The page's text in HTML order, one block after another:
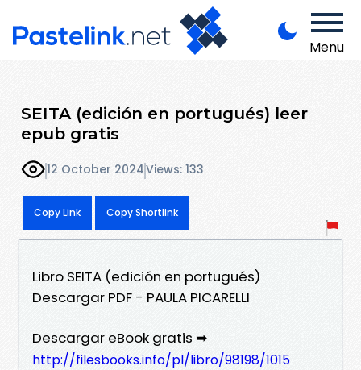
Menu
SEITA (edición en portugués) leer
epub gratis
12 October 2024Views: 133
Copy Link Copy Shortlink
Libro SEITA (edición en portugués)
Descargar PDF - PAULA PICARELLI
Descargar eBook gratis ➡
http://filesbooks.info/pl/libro/98198/1015